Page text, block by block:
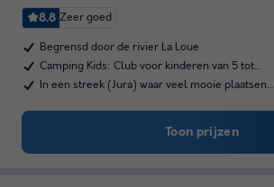
8.8 Zeer goed
Begrensd door de rivier La Loue
Camping Kids: Club voor kinderen van 5 tot…
In een streek (Jura) waar veel mooie plaatsen…
Toon prijzen